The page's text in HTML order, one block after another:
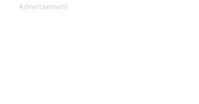
Advertisement